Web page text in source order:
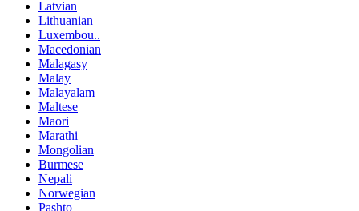
Latvian
Lithuanian
Luxembou..
Macedonian
Malagasy
Malay
Malayalam
Maltese
Maori
Marathi
Mongolian
Burmese
Nepali
Norwegian
Pashto